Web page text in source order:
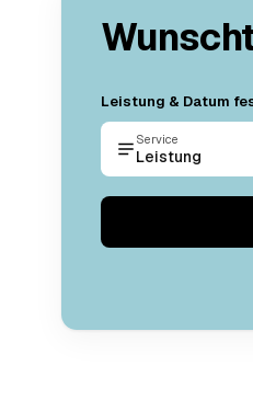
Leistung & Datum
Service
Leistung